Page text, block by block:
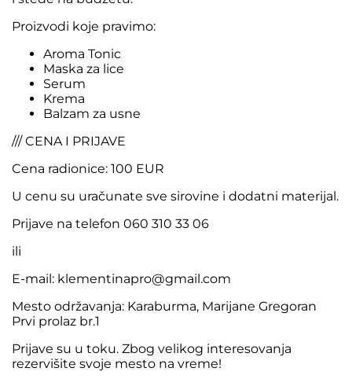
Proizvodi koje pravimo:
Aroma Tonic
Maska za lice
Serum
Krema
Balzam za usne
/// CENA I PRIJAVE
Cena radionice: 100 EUR
U cenu su uračunate sve sirovine i dodatni materijal.
Prijave na telefon 060 310 33 06
ili
E-mail: klementinapro@gmail.com
Mesto održavanja: Karaburma, Marijane Gregoran
Prvi prolaz br.1
Prijave su u toku. Zbog velikog interesovanja
rezervišite svoje mesto na vreme!